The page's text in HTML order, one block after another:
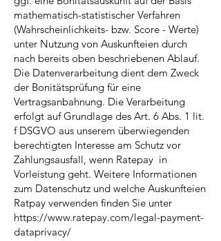
mathematisch-statistischer Verfahren
(Wahrscheinlichkeits- bzw. Score - Werte)
unter Nutzung von Auskunfteien durch
nach bereits oben beschriebenen Ablauf.
Die Datenverarbeitung dient dem Zweck
der Bonitätsprüfung für eine
Vertragsanbahnung. Die Verarbeitung
erfolgt auf Grundlage des Art. 6 Abs. 1 lit.
f DSGVO aus unserem überwiegenden
berechtigten Interesse am Schutz vor
Zahlungsausfall, wenn Ratepay in
Vorleistung geht. Weitere Informationen
zum Datenschutz und welche Auskunfteien
Ratpay verwenden finden Sie unter
https://www.ratepay.com/legal-payment-
dataprivacy/